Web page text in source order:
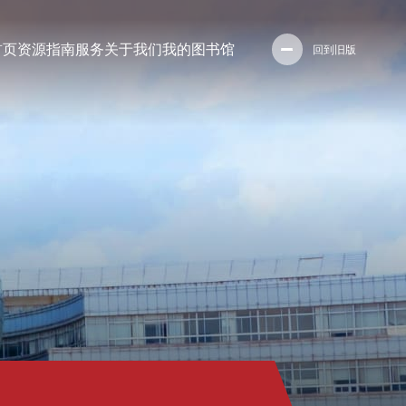
页资源指南服务关于我们我的图书馆 回到旧版